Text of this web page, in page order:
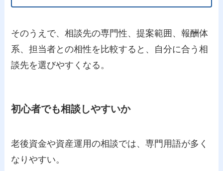
そのうえで、相談先の専門性、提案範囲、報酬体
系、担当者との相性を比較すると、自分に合う相
談先を選びやすくなる。
初心者でも相談しやすいか
老後資金や資産運用の相談では、専門用語が多く
なりやすい。